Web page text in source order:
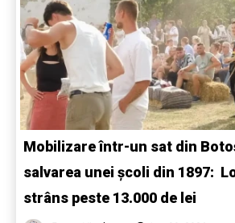
Mobilizare într-un sat din
salvarea unei școli din 1897:
strâns peste 13.000 de lei